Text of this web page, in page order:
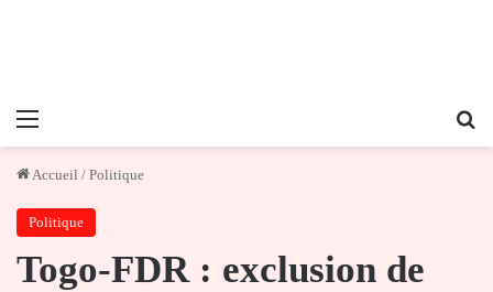
Menu
Accueil / Politique
Politique
Togo-FDR : exclusion de